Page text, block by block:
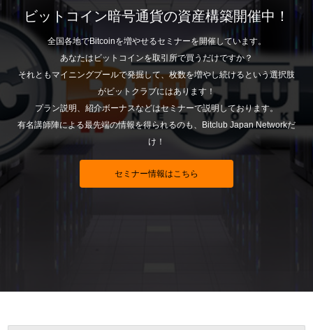
ビットコイン暗号通貨の資産構築開催中！
全国各地でBitcoinを増やせるセミナーを開催しています。
あなたはビットコインを取引所で買うだけですか？
それともマイニングプールで発掘して、枚数を増やし続けるという選択肢
がビットクラブにはあります！
プラン説明、紹介ボーナスなどはセミナーで説明しております。
有名講師陣による最先端の情報を得られるのも、Bitclub Japan Networkだ
け！
セミナー情報はこちら